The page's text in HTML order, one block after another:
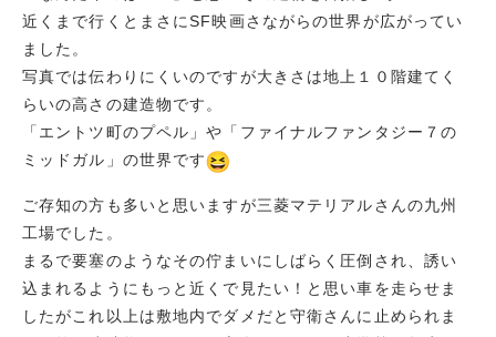
近くまで行くとまさにSF映画さながらの世界が広がってい
ました。
写真では伝わりにくいのですが大きさは地上１０階建てく
らいの高さの建造物です。
「エントツ町のプペル」や「ファイナルファンタジー７の
ミッドガル」の世界です
ご存知の方も多いと思いますが三菱マテリアルさんの九州
工場でした。
まるで要塞のようなその佇まいにしばらく圧倒され、誘い
込まれるようにもっと近くで見たい！と思い車を走らせま
したがこれ以上は敷地内でダメだと守衛さんに止められま